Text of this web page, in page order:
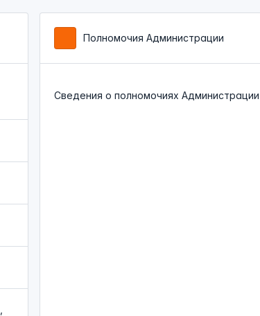
Полномочия Администрации
Cведения о полномочиях